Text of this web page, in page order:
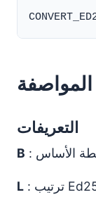
المواصفة
التعريفات
B
L : ترتيب Ed25519 هو 2^252 +